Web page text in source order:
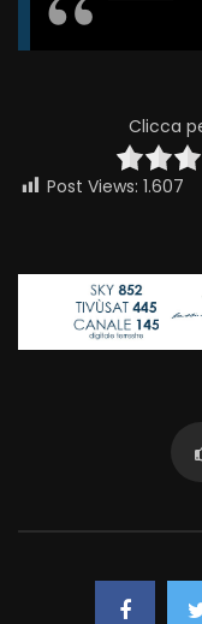
Clicca
Post Views: 1.607